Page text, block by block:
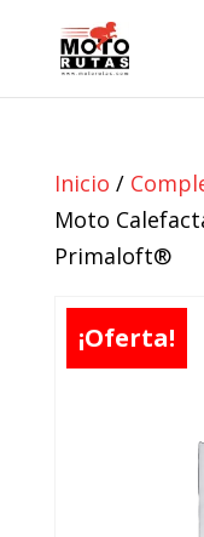
Inicio /
Moto
Primaloft®
¡Oferta!